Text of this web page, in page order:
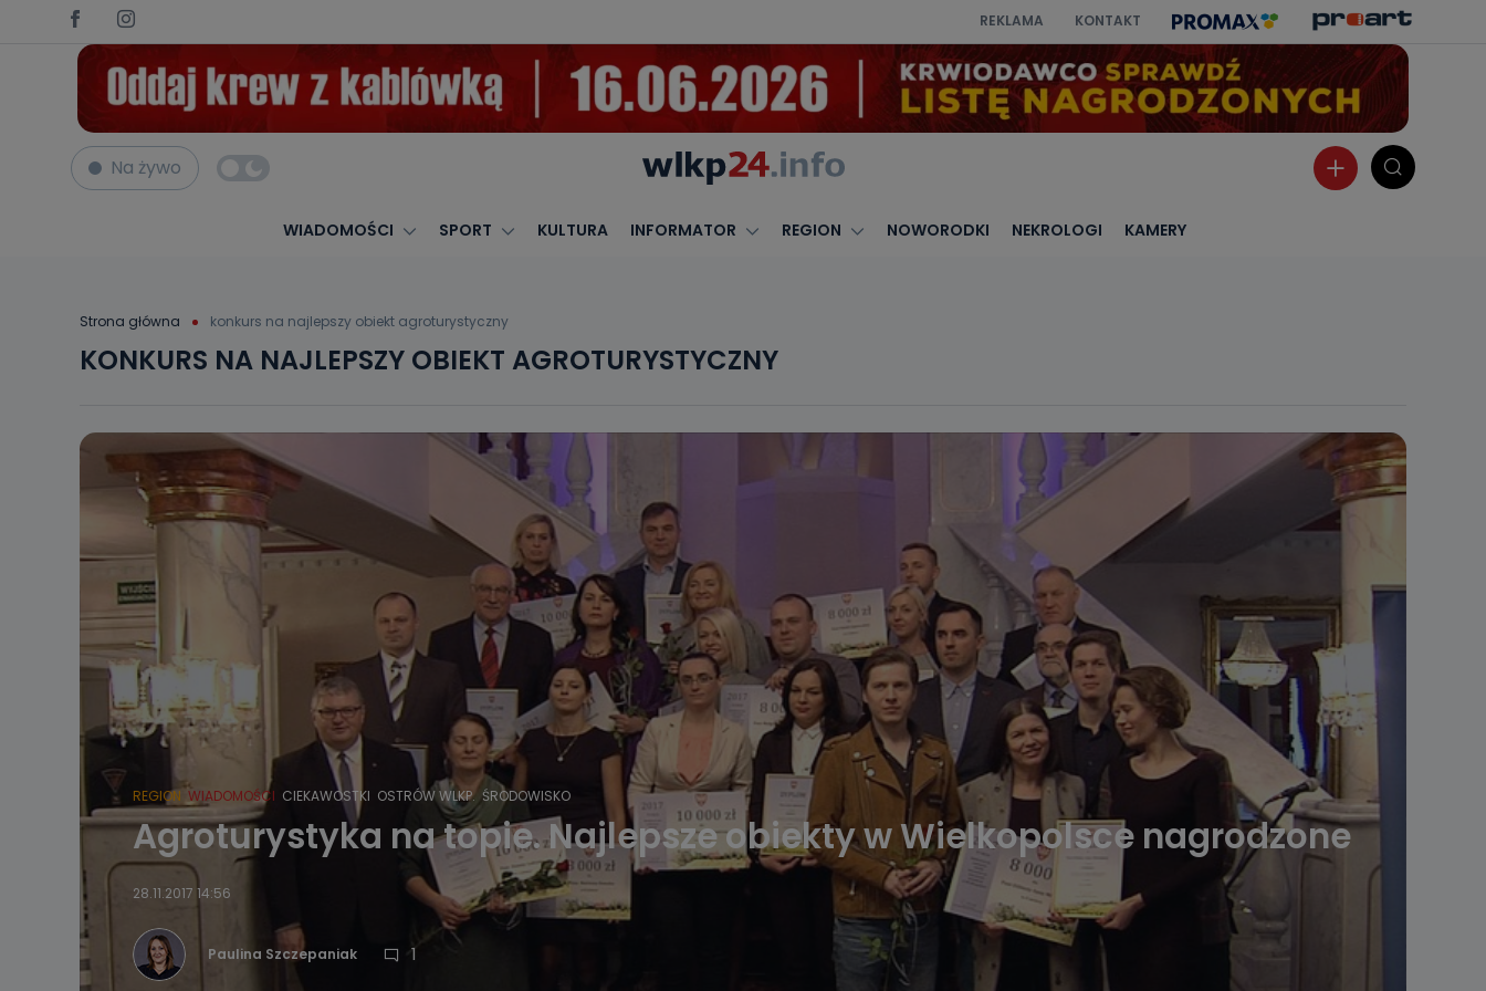
REKLAMA KONTAKT
Na żywo
WIADOMOŚCI SPORT KULTURA INFORMATOR REGION NOWORODKI NEKROLOGI KAMERY
Strona główna konkurs na najlepszy obiekt agroturystyczny
KONKURS NA NAJLEPSZY OBIEKT AGROTURYSTYCZNY
REGION WIADOMOŚCI CIEKAWOSTKI OSTRÓW WLKP. ŚRODOWISKO
Agroturystyka na topie. Najlepsze obiekty w Wielkopolsce nagrodzone
28.11.2017 14:56
Paulina Szczepaniak 1